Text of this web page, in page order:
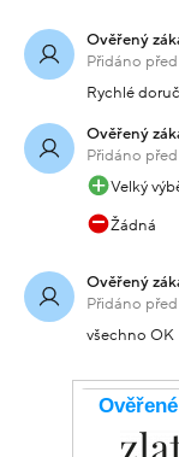
Ověřený
Přidáno
Rychlé
Ověřený
Přidáno
Velký
Žádná
Ověřený
Přidáno
všechno OK